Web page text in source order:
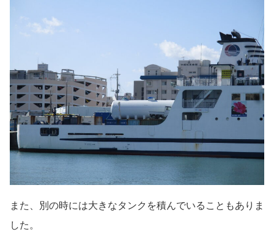
また、別の時には大きなタンクを積んでいることもありま
した。